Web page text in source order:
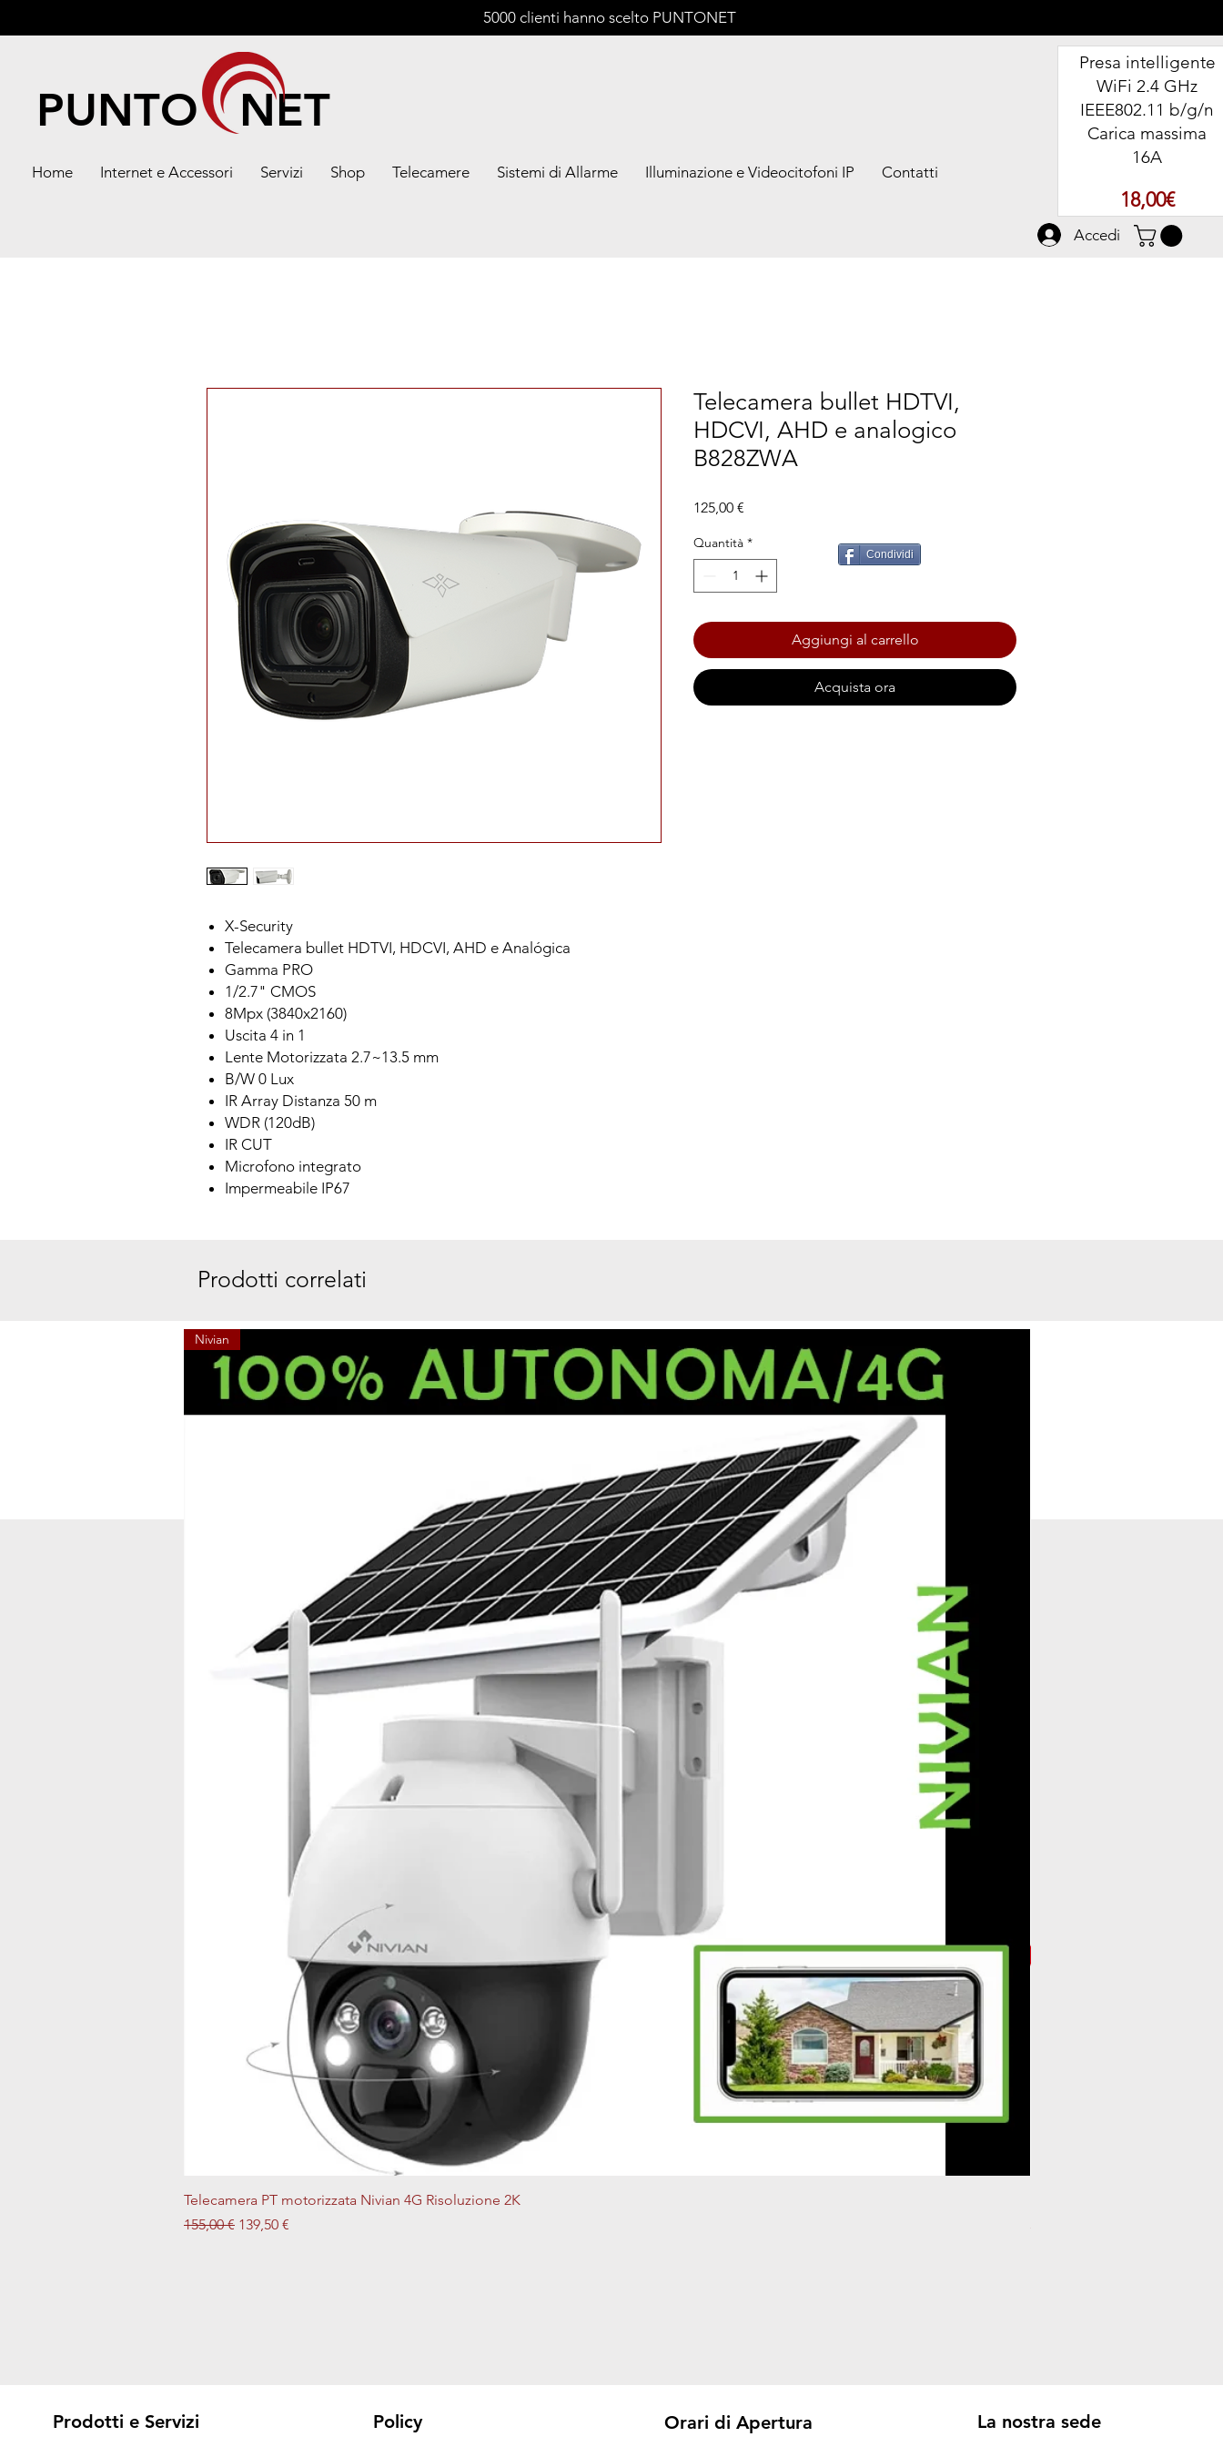
5000 clienti hanno scelto PUNTONET
Presa intelligente
WiFi 2.4 GHz
IEEE802.11 b/g/n
Carica massima
16A
18,00€
Home Internet e Accessori Servizi Shop Telecamere Sistemi di Allarme Illuminazione e Videocitofoni IP Contatti
PUNTO NET
Accedi
X-Security
Telecamera bullet HDTVI, HDCVI, AHD e Analógica
Gamma PRO
1/2.7" CMOS
8Mpx (3840x2160)
Uscita 4 in 1
Lente Motorizzata 2.7~13.5 mm
B/W 0 Lux
IR Array Distanza 50 m
WDR (120dB)
IR CUT
Microfono integrato
Impermeabile IP67
Telecamera bullet HDTVI,
HDCVI, AHD e analogico
B828ZWA
125,00 €
Quantità *
Aggiungi al carrello
Acquista ora
Condividi
Prodotti correlati
Nivian
Telecamera PT motorizzata Nivian 4G Risoluzione 2K
Prezzo regolare
155,00 € Prezzo scontato
139,50 €
Prodotti e Servizi Policy Orari di Apertura La nostra sede